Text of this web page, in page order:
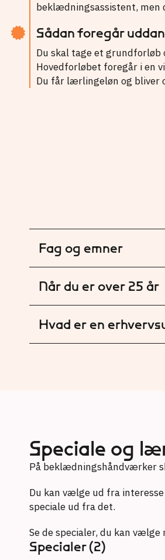
beklædningsassistent, men
Sådan foregår
Du skal tage et grundforløb
Hovedforløbet foregår i en
Du får lærlingeløn og bliver
Fag og emner
Når du er over 25 år
Hvad er en
Speciale og
På beklædningshåndværker
Du kan vælge ud fra
speciale ud fra det.
Se de specialer, du kan
Specialer (2)